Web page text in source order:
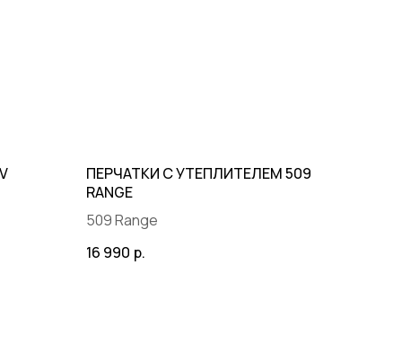
ПЕРЧАТКИ С УТЕПЛИТЕЛЕМ 509
RANGE
509 Range
16 990 р.